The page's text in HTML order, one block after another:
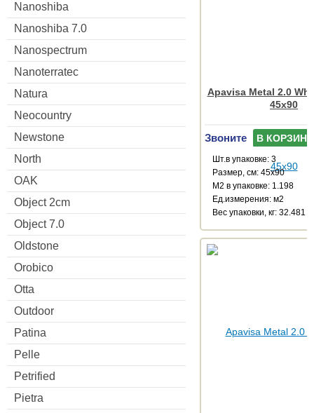
Nanoshiba
Nanoshiba 7.0
Nanospectrum
Nanoterratec
Natura
Neocountry
Newstone
North
OAK
Object 2cm
Object 7.0
Oldstone
Orobico
Otta
Outdoor
Patina
Pelle
Petrified
Pietra
Apavisa Metal 2.0
45x90
Звоните В КОРЗИНУ
Шт.в упаковке: 3
Размер, см: 45x90
М2 в упаковке: 1.198
Ед.измерения: м2
Веc упаковки, кг: 32.481